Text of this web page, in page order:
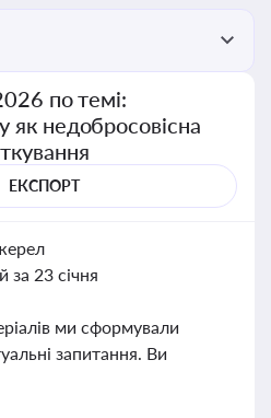
по темі:
як недобросовісна
ЕКСПОРТ
за 23 січня
ми сформували
запитання. Ви